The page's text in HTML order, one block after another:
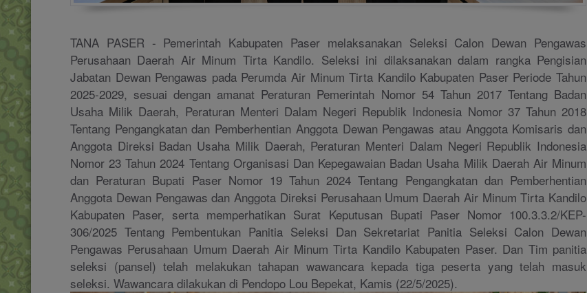
TANA PASER - Pemerintah Kabupaten Paser melaksanakan Seleksi Calon Dewan Pengawas
Perusahaan Daerah Air Minum Tirta Kandilo. Seleksi ini dilaksanakan dalam rangka Pengisian
Jabatan Dewan Pengawas pada Perumda Air Minum Tirta Kandilo Kabupaten Paser Periode Tahun
2025-2029, sesuai dengan amanat Peraturan Pemerintah Nomor 54 Tahun 2017 Tentang Badan
Usaha Milik Daerah, Peraturan Menteri Dalam Negeri Republik Indonesia Nomor 37 Tahun 2018
Tentang Pengangkatan dan Pemberhentian Anggota Dewan Pengawas atau Anggota Komisaris dan
Anggota Direksi Badan Usaha Milik Daerah, Peraturan Menteri Dalam Negeri Republik Indonesia
Nomor 23 Tahun 2024 Tentang Organisasi Dan Kepegawaian Badan Usaha Milik Daerah Air Minum
dan Peraturan Bupati Paser Nomor 19 Tahun 2024 Tentang Pengangkatan dan Pemberhentian
Anggota Dewan Pengawas dan Anggota Direksi Perusahaan Umum Daerah Air Minum Tirta Kandilo
Kabupaten Paser, serta memperhatikan Surat Keputusan Bupati Paser Nomor 100.3.3.2/KEP-
306/2025 Tentang Pembentukan Panitia Seleksi Dan Sekretariat Panitia Seleksi Calon Dewan
Pengawas Perusahaan Umum Daerah Air Minum Tirta Kandilo Kabupaten Paser. Dan Tim panitia
seleksi (pansel) telah melakukan tahapan wawancara kepada tiga peserta yang telah masuk
seleksi. Wawancara dilakukan di Pendopo Lou Bepekat, Kamis (22/5/2025).